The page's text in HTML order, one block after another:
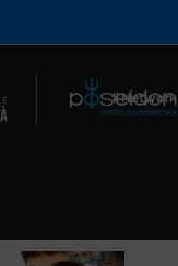
Il Network